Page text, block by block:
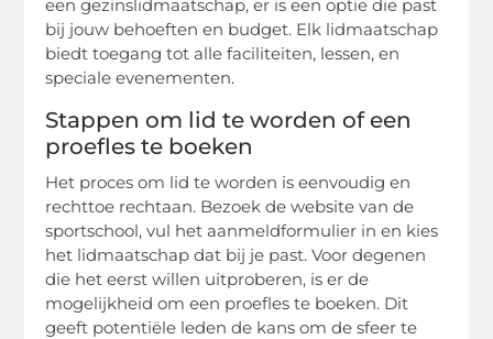
een gezinslidmaatschap, er is een optie die past
bij jouw behoeften en budget. Elk lidmaatschap
biedt toegang tot alle faciliteiten, lessen, en
speciale evenementen.
Stappen om lid te worden of een
proefles te boeken
Het proces om lid te worden is eenvoudig en
rechttoe rechtaan. Bezoek de website van de
sportschool, vul het aanmeldformulier in en kies
het lidmaatschap dat bij je past. Voor degenen
die het eerst willen uitproberen, is er de
mogelijkheid om een proefles te boeken. Dit
geeft potentiële leden de kans om de sfeer te